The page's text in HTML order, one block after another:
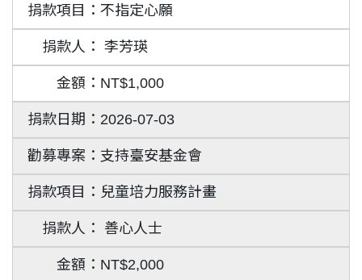
不指定心願
李芳瑛
NT$1,000
2026-07-03
支持臺安基金會
兒童培力服務計畫
善心人士
NT$2,000